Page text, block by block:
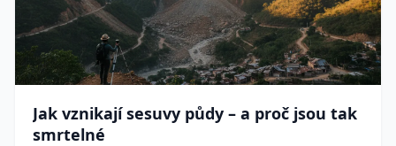
Jak vznikají sesuvy půdy – a proč jsou tak
smrtelné